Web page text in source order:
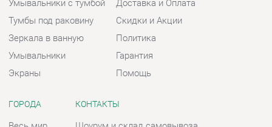
ГОРОДА
Весь мир
Екатеринбург
КОНТАКТЫ
Шоурум и склад самовывоза
Адрес: г. Екатеринбург,
Металлургов, 84
Телефон: +7 (343) 382-20-86